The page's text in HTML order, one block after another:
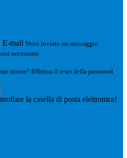
E-mail Verrà inviato un messaggio
necessarie.
utente? Effettua il reset della password
la casella di posta elettronica!